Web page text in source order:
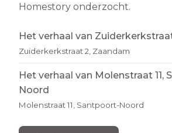
Homestory onderzocht.
Het verhaal van
Zuiderkerkstraat 2, Zaandam
Het verhaal van Molenstraat 11,
Noord
Molenstraat 11, Santpoort-Noord